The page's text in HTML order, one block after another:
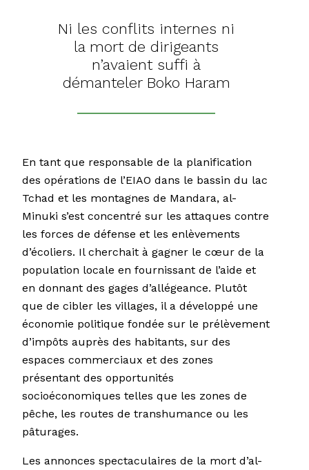
Ni les conflits internes ni
la mort de dirigeants
n’avaient suffi à
démanteler Boko Haram
En tant que responsable de la planification
des opérations de l’EIAO dans le bassin du lac
Tchad et les montagnes de Mandara, al-
Minuki s’est concentré sur les attaques contre
les forces de défense et les enlèvements
d’écoliers. Il cherchait à gagner le cœur de la
population locale en fournissant de l’aide et
en donnant des gages d’allégeance. Plutôt
que de cibler les villages, il a développé une
économie politique fondée sur le prélèvement
d’impôts auprès des habitants, sur des
espaces commerciaux et des zones
présentant des opportunités
socioéconomiques telles que les zones de
pêche, les routes de transhumance ou les
pâturages.
Les annonces spectaculaires de la mort d’al-